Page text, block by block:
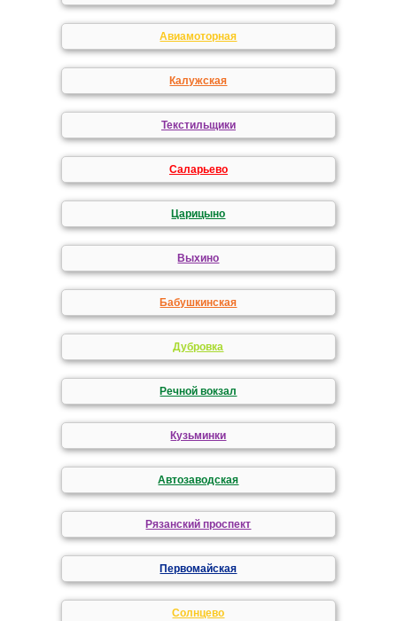
Авиамоторная
Калужская
Текстильщики
Саларьево
Царицыно
Выхино
Бабушкинская
Дубровка
Речной вокзал
Кузьминки
Автозаводская
Рязанский проспект
Первомайская
Солнцево